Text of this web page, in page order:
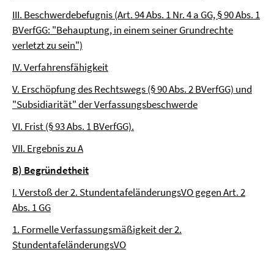
III. Beschwerdebefugnis (Art. 94 Abs. 1 Nr. 4 a GG, § 90 Abs. 1
BVerfGG: "Behauptung, in einem seiner Grundrechte
verletzt zu sein")
IV. Verfahrensfähigkeit
V. Erschöpfung des Rechtswegs (§ 90 Abs. 2 BVerfGG) und
"Subsidiarität" der Verfassungsbeschwerde
VI. Frist (§ 93 Abs. 1 BVerfGG).
VII. Ergebnis zu A
B) Begründetheit
I. Verstoß der 2. StundentafeländerungsVO gegen Art. 2
Abs. 1 GG
1. Formelle Verfassungsmäßigkeit der 2.
StundentafeländerungsVO